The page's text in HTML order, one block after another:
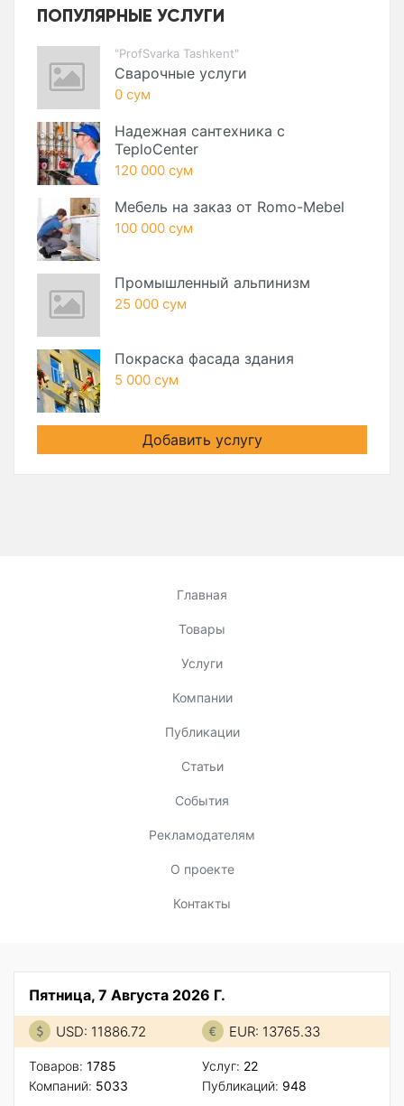
ПОПУЛЯРНЫЕ УСЛУГИ
"ProfSvarka Tashkent"
Сварочные услуги
0 сум
Надежная сантехника с
TeploCenter
120 000 сум
Мебель на заказ от Romo-Mebel
100 000 сум
Промышленный альпинизм
25 000 сум
Покраска фасада здания
5 000 сум
Добавить услугу
Главная
Товары
Услуги
Компании
Публикации
Статьи
События
Рекламодателям
О проекте
Контакты
Пятница, 7 Августа 2026 Г.
USD: 11886.72 EUR: 13765.33
Товаров: 1785
Компаний: 5033
Услуг: 22
Публикаций: 948